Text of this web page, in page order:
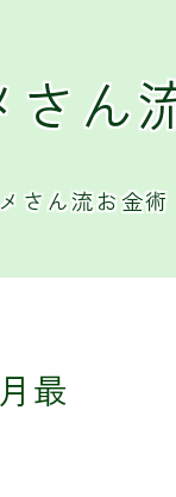
ん
さん流お金術
最